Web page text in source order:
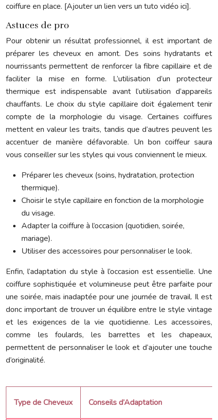
coiffure en place. [Ajouter un lien vers un tuto vidéo ici].
Astuces de pro
Pour obtenir un résultat professionnel, il est important de
préparer les cheveux en amont. Des soins hydratants et
nourrissants permettent de renforcer la fibre capillaire et de
faciliter la mise en forme. L’utilisation d’un protecteur
thermique est indispensable avant l’utilisation d’appareils
chauffants. Le choix du style capillaire doit également tenir
compte de la morphologie du visage. Certaines coiffures
mettent en valeur les traits, tandis que d’autres peuvent les
accentuer de manière défavorable. Un bon coiffeur saura
vous conseiller sur les styles qui vous conviennent le mieux.
Préparer les cheveux (soins, hydratation, protection
thermique).
Choisir le style capillaire en fonction de la morphologie
du visage.
Adapter la coiffure à l’occasion (quotidien, soirée,
mariage).
Utiliser des accessoires pour personnaliser le look.
Enfin, l’adaptation du style à l’occasion est essentielle. Une
coiffure sophistiquée et volumineuse peut être parfaite pour
une soirée, mais inadaptée pour une journée de travail. Il est
donc important de trouver un équilibre entre le style vintage
et les exigences de la vie quotidienne. Les accessoires,
comme les foulards, les barrettes et les chapeaux,
permettent de personnaliser le look et d’ajouter une touche
d’originalité.
Type de Cheveux Conseils d’Adaptation